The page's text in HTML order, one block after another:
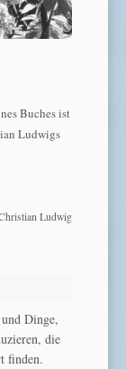
Buches ist
Ludwigs
Ludwig
Dinge,
die
finden.